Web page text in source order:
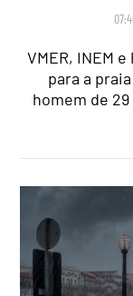
VMER, INEM
para a
homem de